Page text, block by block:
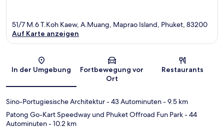
Karte
51/7 M.6 T.Koh Kaew, A.Muang, Maprao Island, Phuket, 83200
Auf Karte anzeigen
In der Umgebung
Fortbewegung vor
Ort
Restaurants
Sino-Portugiesische Architektur- 43 Autominuten- 9.5 km
Patong Go-Kart Speedway und Phuket Offroad Fun Park- 44
Autominuten- 10.2 km